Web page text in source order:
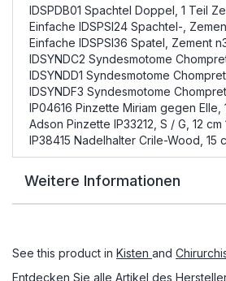
IDSPDB01 Spachtel Doppel, 1 Teil
Einfache IDSPSI24 Spachtel-,
Einfache IDSPSI36 Spatel, Zement
IDSYNDC2 Syndesmotome
IDSYNDD1 Syndesmotome
IDSYNDF3 Syndesmotome
IP04616 Pinzette Miriam gegen Elle,
Adson Pinzette IP33212, S / G, 12 cm
IP38415 Nadelhalter Crile-Wood, 15
Weitere Informationen
See this product in Kisten and
Entdecken Sie alle Artikel des